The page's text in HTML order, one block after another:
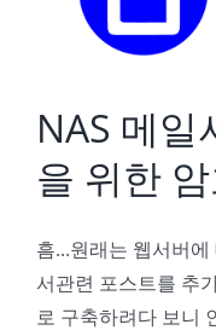
NAS 메일
을 위한
흠...원래는 웹서버
서관련 포스트를 추
로 구축하려다 보니